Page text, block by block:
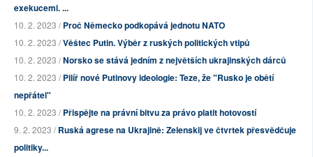
exekucemi. ...
10. 2. 2023 /Proč Německo podkopává jednotu NATO
10. 2. 2023 /Věštec Putin. Výběr z ruských politických vtipů
10. 2. 2023 /Norsko se stává jedním z největších ukrajinských dárců
10. 2. 2023 /Pilíř nové Putinovy ideologie: Teze, že "Rusko je obětí
nepřátel"
10. 2. 2023 /Přispějte na právní bitvu za právo platit hotovostí
9. 2. 2023 /Ruská agrese na Ukrajině: Zelenskij ve čtvrtek přesvědčuje
politiky...